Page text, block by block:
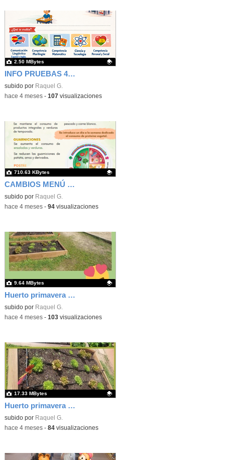
INFO PRUEBAS 4º Y 6º
Contenido educativo.
subido por Raquel G.
2.50 MBytes
-hace 4 meses- 107visualizaciones
CAMBIOS MENÚ ESCOLAR
Contenido educativo.
subido por Raquel G.
710.63 KBytes
-hace 4 meses- 94visualizaciones
Huerto primavera 26 1
Contenido educativo.
subido por Raquel G.
9.64 MBytes
-hace 4 meses- 103visualizaciones
Huerto primavera 26 2
Contenido educativo.
subido por Raquel G.
17.33 MBytes
-hace 4 meses- 84visualizaciones